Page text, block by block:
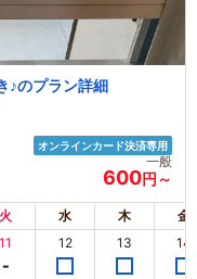
♪のプラン詳細
オンラインカード決済専用
一般
600円～
火 水 木 金
11 12 13 14